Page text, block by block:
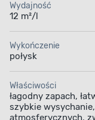
Wydajność
12 m²/l
Wykończenie
połysk
Właściwości
łagodny zapach,
szybkie
atmosferycznych,